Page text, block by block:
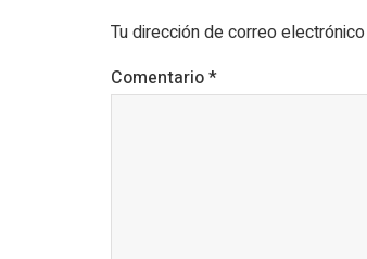
Tu dirección de correo
Comentario*